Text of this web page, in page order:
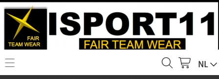
HOME
NL